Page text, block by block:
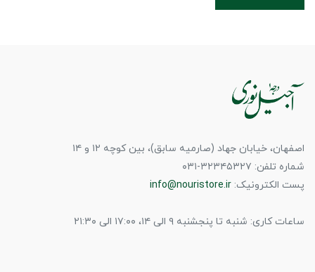
اصفهان، خیابان جهاد (صارمیه سابق)، بین کوچه ۱۲ و ۱۴
شماره تلفن: ۳۲۳۴۵۳۲۷-۰۳۱
پست الکترونیک: info@nouristore.ir
ساعات کاری: شنبه تا پنجشنبه ۹ الی ۱۴، ۱۷:۰۰ الی ۲۱:۳۰